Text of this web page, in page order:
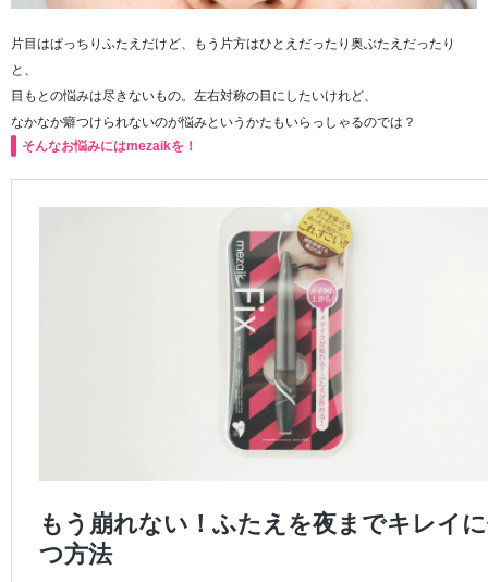
片目はぱっちりふたえだけど、もう片方はひとえだったり奥ぶたえだったり
と、
目もとの悩みは尽きないもの。左右対称の目にしたいけれど、
なかなか癖つけられないのが悩みというかたもいらっしゃるのでは？
そんなお悩みにはmezaikを！